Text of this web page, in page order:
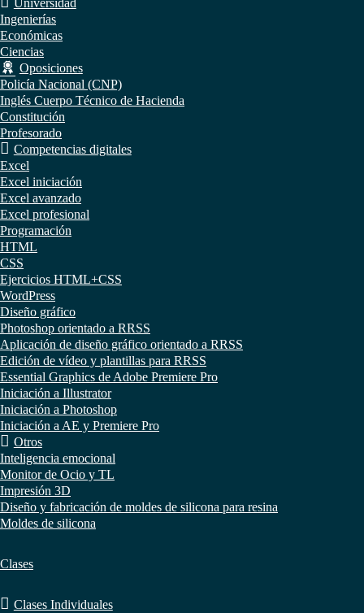
Universidad
Ingenierías
Económicas
Ciencias
Oposiciones
Policía Nacional (CNP)
Inglés Cuerpo Técnico de Hacienda
Constitución
Profesorado
Competencias digitales
Excel
Excel iniciación
Excel avanzado
Excel profesional
Programación
HTML
CSS
Ejercicios HTML+CSS
WordPress
Diseño gráfico
Photoshop orientado a RRSS
Aplicación de diseño gráfico orientado a RRSS
Edición de vídeo y plantillas para RRSS
Essential Graphics de Adobe Premiere Pro
Iniciación a Illustrator
Iniciación a Photoshop
Iniciación a AE y Premiere Pro
Otros
Inteligencia emocional
Monitor de Ocio y TL
Impresión 3D
Diseño y fabricación de moldes de silicona para resina
Moldes de silicona
Clases
Clases Individuales